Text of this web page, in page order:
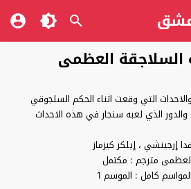
العظمى
التي وقعت اثناء الحكم السلجوقي
الذي لعبه سنجار في هذه الاحداث
إرجينشي ، إيلكر كيزماز
مترجم : مكتمل
كامل : الموسم 1